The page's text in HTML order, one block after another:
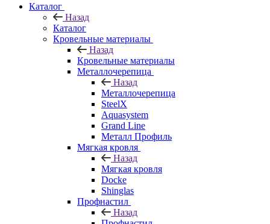
Каталог
Назад
Каталог
Кровельные материалы
Назад
Кровельные материалы
Металлочерепица
Назад
Металлочерепица
SteelX
Aquasystem
Grand Line
Металл Профиль
Мягкая кровля
Назад
Мягкая кровля
Docke
Shinglas
Профнастил
Назад